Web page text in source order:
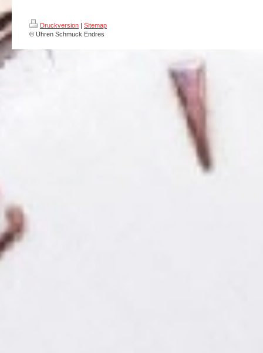
Druckversion | Sitemap
© Uhren Schmuck Endres